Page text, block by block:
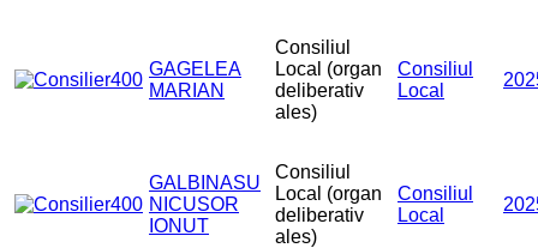
GAGELEA
MARIAN
Consiliul
Local (organ
deliberativ
ales)
Consiliul
Local
GALBINASU
NICUSOR
IONUT
Consiliul
Local (organ
deliberativ
ales)
Consiliul
Local